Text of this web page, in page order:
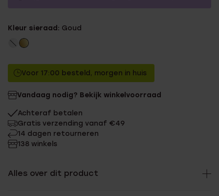
Zonder memberkorting
Kleur sieraad: Goud
Voor 17:00 besteld, morgen in huis
Vandaag nodig? Bekijk winkelvoorraad
Achteraf betalen
Gratis verzending vanaf €49
14 dagen retourneren
138 winkels
Alles over dit product